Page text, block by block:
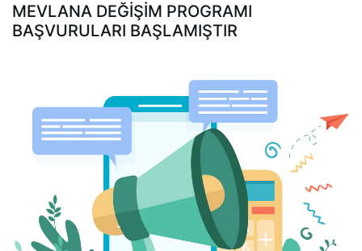
MEVLANA DEĞİŞİM PROGRAMI
BAŞVURULARI BAŞLAMIŞTIR